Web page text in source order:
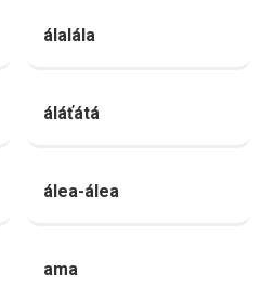
álalála
áláťátá
álea-álea
ama